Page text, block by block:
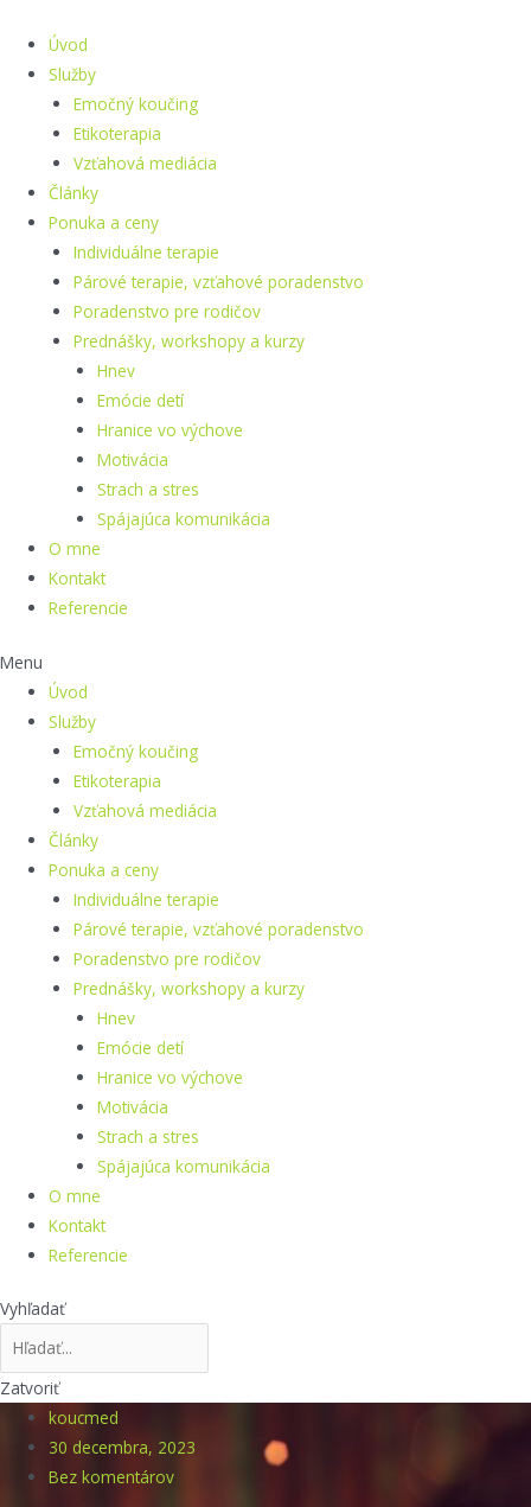
obsah
Úvod
Služby
Emočný koučing
Etikoterapia
Vzťahová mediácia
Články
Ponuka a ceny
Individuálne terapie
Párové terapie, vzťahové poradenstvo
Poradenstvo pre rodičov
Prednášky, workshopy a kurzy
Hnev
Emócie detí
Hranice vo výchove
Motivácia
Strach a stres
Spájajúca komunikácia
O mne
Kontakt
Referencie
Menu
Úvod
Služby
Emočný koučing
Etikoterapia
Vzťahová mediácia
Články
Ponuka a ceny
Individuálne terapie
Párové terapie, vzťahové poradenstvo
Poradenstvo pre rodičov
Prednášky, workshopy a kurzy
Hnev
Emócie detí
Hranice vo výchove
Motivácia
Strach a stres
Spájajúca komunikácia
O mne
Kontakt
Referencie
Vyhľadať
Zatvoriť
koucmed
30 decembra, 2023
Bez komentárov